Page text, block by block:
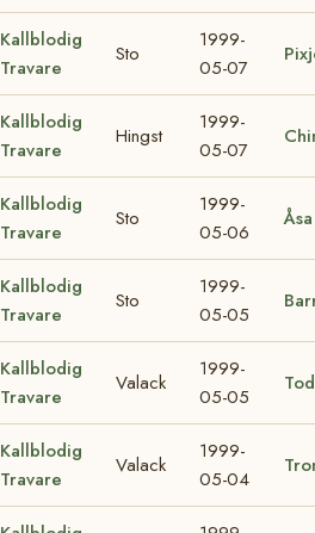
Kallblodig
Travare
Sto
1999-
05-07
Kallblodig
Travare
Hingst
1999-
05-07
Kallblodig
Travare
Sto
1999-
05-06
Kallblodig
Travare
Sto
1999-
05-05
Kallblodig
Travare
Valack
1999-
05-05
Kallblodig
Travare
Valack
1999-
05-04